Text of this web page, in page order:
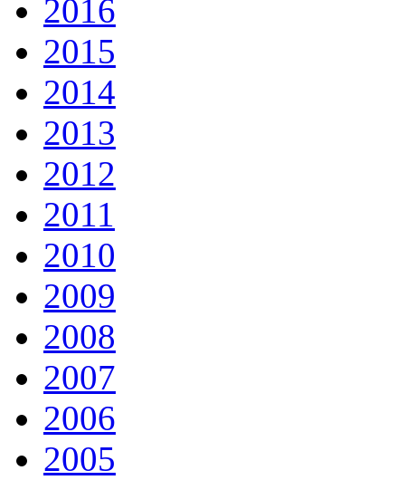
2016
2015
2014
2013
2012
2011
2010
2009
2008
2007
2006
2005